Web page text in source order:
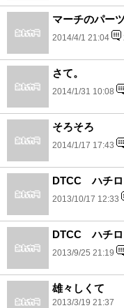
マーチのパーツ
2014/4/1 21:04
さて。
2014/1/31 10:08
そろそろ
2014/1/17 17:43
DTCC ハチ
2013/10/17 12:33
DTCC ハチ
2013/9/25 21:19
雄々しくて
2013/3/19 21:37